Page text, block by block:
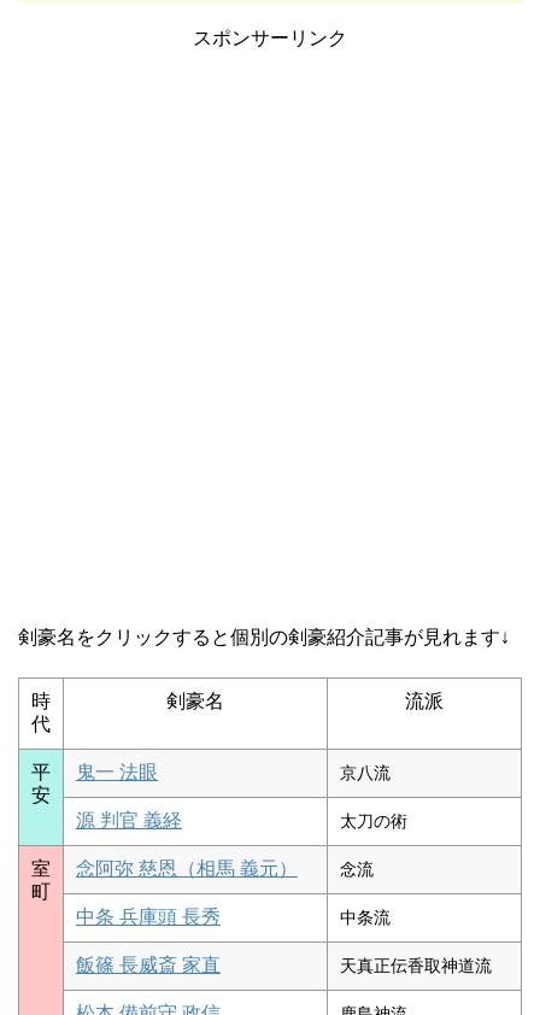
スポンサーリンク
剣豪名をクリックすると個別の剣豪紹介記事が見れます↓
時
代
剣豪名 流派
平
安
鬼一 法眼 京八流
源 判官 義経 太刀の術
室
町
念阿弥 慈恩（相馬 義元） 念流
中条 兵庫頭 長秀 中条流
飯篠 長威斎 家直 天真正伝香取神道流